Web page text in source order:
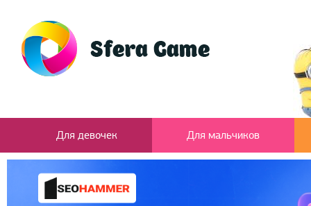
Для девочек Для мальчиков